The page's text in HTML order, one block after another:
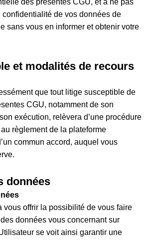
des présentes CGU, et à ne pas
confidentialité de vos données de
sans vous en informer et obtenir votre
et modalités de recours
que tout litige susceptible de
CGU, notamment de son
exécution, relèvera d’une procédure
règlement de la plateforme
commun accord, auquel vous
données
vous offrir la possibilité de vous faire
données vous concernant sur
se voit ainsi garantir une